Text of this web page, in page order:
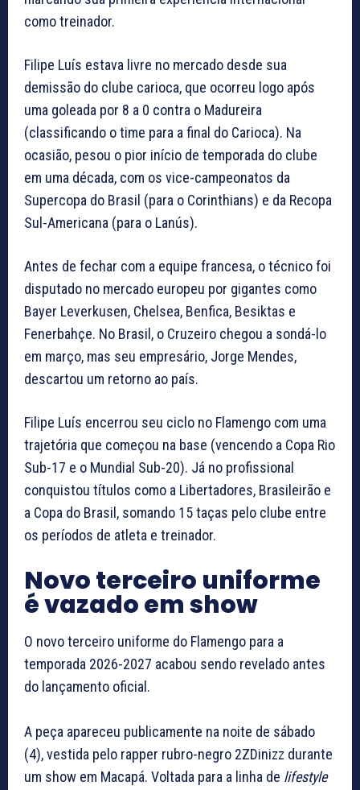
como treinador.
Filipe Luís estava livre no mercado desde sua
demissão do clube carioca, que ocorreu logo após
uma goleada por 8 a 0 contra o Madureira
(classificando o time para a final do Carioca). Na
ocasião, pesou o pior início de temporada do clube
em uma década, com os vice-campeonatos da
Supercopa do Brasil (para o Corinthians) e da Recopa
Sul-Americana (para o Lanús).
Antes de fechar com a equipe francesa, o técnico foi
disputado no mercado europeu por gigantes como
Bayer Leverkusen, Chelsea, Benfica, Besiktas e
Fenerbahçe. No Brasil, o Cruzeiro chegou a sondá-lo
em março, mas seu empresário, Jorge Mendes,
descartou um retorno ao país.
Filipe Luís encerrou seu ciclo no Flamengo com uma
trajetória que começou na base (vencendo a Copa Rio
Sub-17 e o Mundial Sub-20). Já no profissional
conquistou títulos como a Libertadores, Brasileirão e
a Copa do Brasil, somando 15 taças pelo clube entre
os períodos de atleta e treinador.
Novo terceiro uniforme
é vazado em show
O novo terceiro uniforme do Flamengo para a
temporada 2026-2027 acabou sendo revelado antes
do lançamento oficial.
A peça apareceu publicamente na noite de sábado
(4), vestida pelo rapper rubro-negro 2ZDinizz durante
um show em Macapá. Voltada para a linha de lifestyle